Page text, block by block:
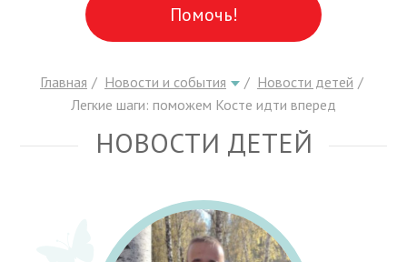
Помочь!
Главная Новости и события
Новости детей
Легкие шаги: поможем Косте идти вперед
НОВОСТИ ДЕТЕЙ